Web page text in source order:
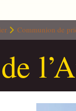
Communion de